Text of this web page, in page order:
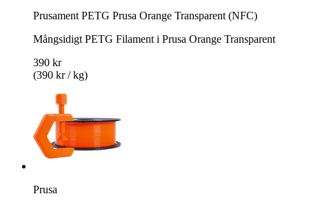
Prusament PETG Prusa Orange Transparent (NFC)
Mångsidigt PETG Filament i Prusa Orange Transparent
390 kr
(390 kr / kg)
Prusa